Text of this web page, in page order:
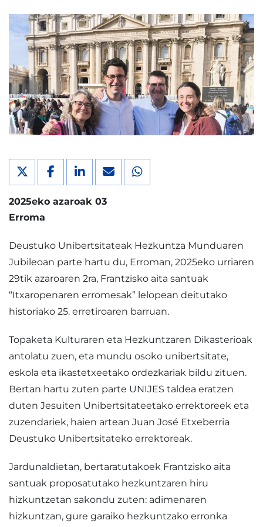
2025eko azaroak 03
Erroma
Deustuko Unibertsitateak Hezkuntza Munduaren
Jubileoan parte hartu du, Erroman, 2025eko urriaren
29tik azaroaren 2ra, Frantzisko aita santuak
“Itxaropenaren erromesak” lelopean deitutako
historiako 25. erretiroaren barruan.
Topaketa Kulturaren eta Hezkuntzaren Dikasterioak
antolatu zuen, eta mundu osoko unibertsitate,
eskola eta ikastetxeetako ordezkariak bildu zituen.
Bertan hartu zuten parte UNIJES taldea eratzen
duten Jesuiten Unibertsitateetako errektoreek eta
zuzendariek, haien artean Juan José Etxeberria
Deustuko Unibertsitateko errektoreak.
Jardunaldietan, bertaratutakoek Frantzisko aita
santuak proposatutako hezkuntzaren hiru
hizkuntzetan sakondu zuten: adimenaren
hizkuntzan, gure garaiko hezkuntzako erronka